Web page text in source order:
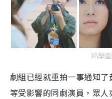
點擊
劇組已經就重拍一事通知
等受影響的同劇演員，眾